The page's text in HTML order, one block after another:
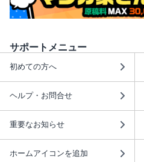
サポートメニュー
初めての方へ
ヘルプ・お問合せ
重要なお知らせ
ホームアイコンを追加